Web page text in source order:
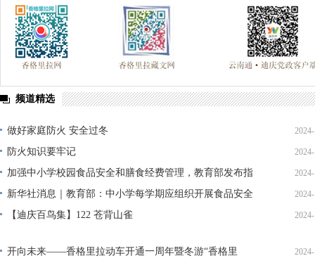
频道精选
做好家庭防火 安全过冬
防火知识要牢记
加强中小学校园食品安全和膳食经费管理，教育部发布指
引
新华社消息｜教育部：中小学每学期应组织开展食品安全
及满意度测评
【迪庆百鸟集】122 苍背山雀
开向未来——香格里拉动车开通一周年暨冬游“香格里